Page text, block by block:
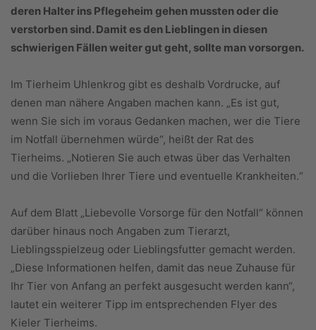
deren Halter ins Pflegeheim gehen mussten oder die
verstorben sind. Damit es den Lieblingen in diesen
schwierigen Fällen weiter gut geht, sollte man vorsorgen.
Im Tierheim Uhlenkrog gibt es deshalb Vordrucke, auf
denen man nähere Angaben machen kann. „Es ist gut,
wenn Sie sich im voraus Gedanken machen, wer die Tiere
im Notfall übernehmen würde“, heißt der Rat des
Tierheims. „Notieren Sie auch etwas über das Verhalten
und die Vorlieben Ihrer Tiere und eventuelle Krankheiten.“
Auf dem Blatt „Liebevolle Vorsorge für den Notfall“ können
darüber hinaus noch Angaben zum Tierarzt,
Lieblingsspielzeug oder Lieblingsfutter gemacht werden.
„Diese Informationen helfen, damit das neue Zuhause für
Ihr Tier von Anfang an perfekt ausgesucht werden kann“,
lautet ein weiterer Tipp im entsprechenden Flyer des
Kieler Tierheims.